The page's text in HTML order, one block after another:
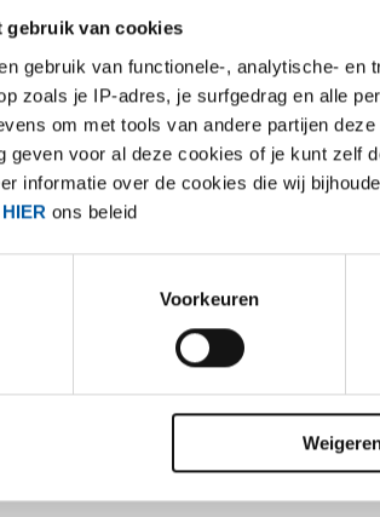
gebruik van cookies
gebruik van functionele-, analytische-
zoals je IP-adres, je surfgedrag en alle
om met tools van andere partijen
geven voor al deze cookies of je kunt zelf
informatie over de cookies die wij
HIER ons beleid
Voorkeuren
BRUTO PRIJSLIJST DOWNLOADS
EN AW-